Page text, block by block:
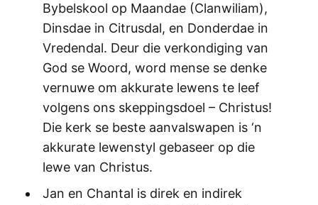
Bybelskool op Maandae (Clanwiliam),
Dinsdae in Citrusdal, en Donderdae in
Vredendal. Deur die verkondiging van
God se Woord, word mense se denke
vernuwe om akkurate lewens te leef
volgens ons skeppingsdoel – Christus!
Die kerk se beste aanvalswapen is ‘n
akkurate lewenstyl gebaseer op die
lewe van Christus.
Jan en Chantal is direk en indirek